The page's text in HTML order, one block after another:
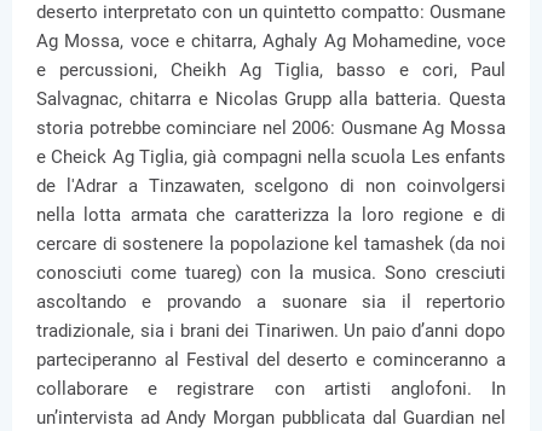
deserto interpretato con un quintetto compatto: Ousmane
Ag Mossa, voce e chitarra, Aghaly Ag Mohamedine, voce
e percussioni, Cheikh Ag Tiglia, basso e cori, Paul
Salvagnac, chitarra e Nicolas Grupp alla batteria. Questa
storia potrebbe cominciare nel 2006: Ousmane Ag Mossa
e Cheick Ag Tiglia, già compagni nella scuola Les enfants
de l'Adrar a Tinzawaten, scelgono di non coinvolgersi
nella lotta armata che caratterizza la loro regione e di
cercare di sostenere la popolazione kel tamashek (da noi
conosciuti come tuareg) con la musica. Sono cresciuti
ascoltando e provando a suonare sia il repertorio
tradizionale, sia i brani dei Tinariwen. Un paio d’anni dopo
parteciperanno al Festival del deserto e cominceranno a
collaborare e registrare con artisti anglofoni. In
un’intervista ad Andy Morgan pubblicata dal Guardian nel